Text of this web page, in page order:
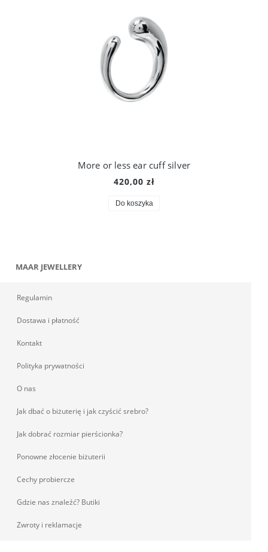
More or less ear cuff silver
420,00 zł
Do koszyka
MAAR JEWELLERY
Regulamin
Dostawa i płatność
Kontakt
Polityka prywatności
O nas
Jak dbać o biżuterię i jak czyścić srebro?
Jak dobrać rozmiar pierścionka?
Ponowne złocenie biżuterii
Cechy probiercze
Gdzie nas znaleźć? Butiki
Zwroty i reklamacje